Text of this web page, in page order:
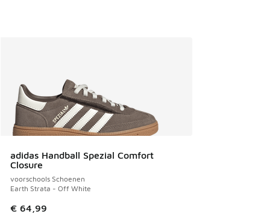
adidas Handball Spezial Comfort
Closure
voorschools Schoenen
Earth Strata - Off White
€ 64,99